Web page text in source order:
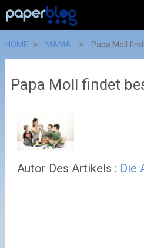
HOME MAMA Papa Moll
Papa Moll findet
Autor Des Artikels : Die